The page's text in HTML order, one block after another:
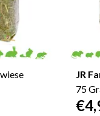
JR
75